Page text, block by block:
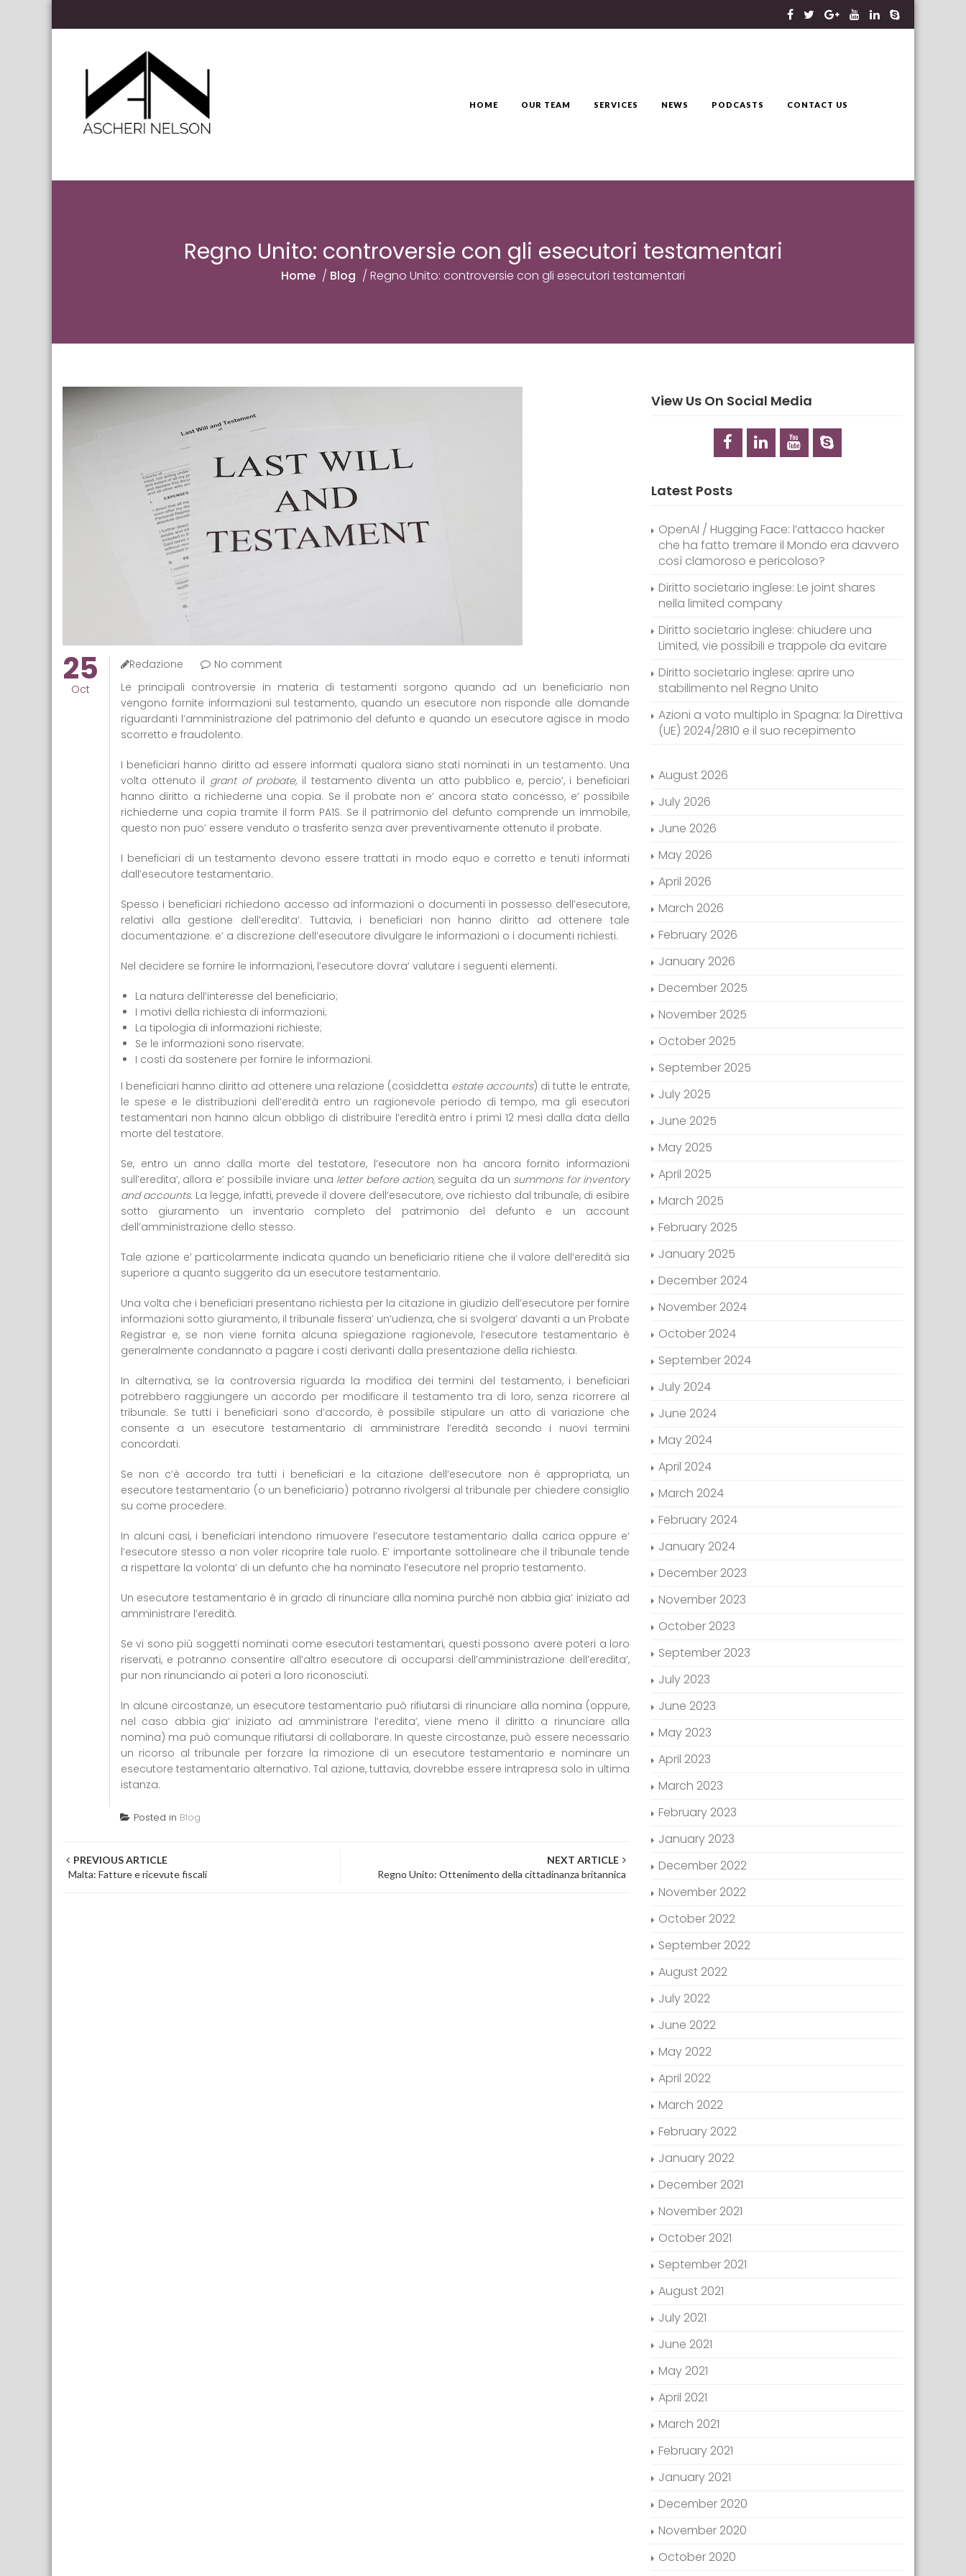
Ascheri Nelson LLP
HOME OUR TEAM SERVICES NEWS PODCASTS CONTACT US
Regno Unito: controversie con gli esecutori testamentari
Home / Blog / Regno Unito: controversie con gli esecutori testamentari
25
Oct
Redazione
No comment
Le principali controversie in materia di testamenti sorgono quando ad un beneficiario non
vengono fornite informazioni sul testamento, quando un esecutore non risponde alle domande
riguardanti l’amministrazione del patrimonio del defunto e quando un esecutore agisce in modo
scorretto e fraudolento.
I beneficiari hanno diritto ad essere informati qualora siano stati nominati in un testamento. Una
volta ottenuto il grant of probate, il testamento diventa un atto pubblico e, percio’, i beneficiari
hanno diritto a richiederne una copia. Se il probate non e’ ancora stato concesso, e’ possibile
richiederne una copia tramite il form PA1S. Se il patrimonio del defunto comprende un immobile,
questo non puo’ essere venduto o trasferito senza aver preventivamente ottenuto il probate.
I beneficiari di un testamento devono essere trattati in modo equo e corretto e tenuti informati
dall’esecutore testamentario.
Spesso i beneficiari richiedono accesso ad informazioni o documenti in possesso dell’esecutore,
relativi alla gestione dell’eredita’. Tuttavia, i beneficiari non hanno diritto ad ottenere tale
documentazione: e’ a discrezione dell’esecutore divulgare le informazioni o i documenti richiesti.
Nel decidere se fornire le informazioni, l’esecutore dovra’ valutare i seguenti elementi:
La natura dell’interesse del beneficiario;
I motivi della richiesta di informazioni;
La tipologia di informazioni richieste;
Se le informazioni sono riservate;
I costi da sostenere per fornire le informazioni.
I beneficiari hanno diritto ad ottenere una relazione (cosiddetta estate accounts) di tutte le entrate,
le spese e le distribuzioni dell’eredità entro un ragionevole periodo di tempo, ma gli esecutori
testamentari non hanno alcun obbligo di distribuire l’eredità entro i primi 12 mesi dalla data della
morte del testatore.
Se, entro un anno dalla morte del testatore, l’esecutore non ha ancora fornito informazioni
sull’eredita’, allora e’ possibile inviare una letter before action, seguita da un summons for inventory
and accounts. La legge, infatti, prevede il dovere dell’esecutore, ove richiesto dal tribunale, di esibire
sotto giuramento un inventario completo del patrimonio del defunto e un account
dell’amministrazione dello stesso.
Tale azione e’ particolarmente indicata quando un beneficiario ritiene che il valore dell’eredità sia
superiore a quanto suggerito da un esecutore testamentario.
Una volta che i beneficiari presentano richiesta per la citazione in giudizio dell’esecutore per fornire
informazioni sotto giuramento, il tribunale fissera’ un’udienza, che si svolgera’ davanti a un Probate
Registrar e, se non viene fornita alcuna spiegazione ragionevole, l’esecutore testamentario è
generalmente condannato a pagare i costi derivanti dalla presentazione della richiesta.
In alternativa, se la controversia riguarda la modifica dei termini del testamento, i beneficiari
potrebbero raggiungere un accordo per modificare il testamento tra di loro, senza ricorrere al
tribunale. Se tutti i beneficiari sono d’accordo, è possibile stipulare un atto di variazione che
consente a un esecutore testamentario di amministrare l’eredità secondo i nuovi termini
concordati.
Se non c’è accordo tra tutti i beneficiari e la citazione dell’esecutore non è appropriata, un
esecutore testamentario (o un beneficiario) potranno rivolgersi al tribunale per chiedere consiglio
su come procedere.
In alcuni casi, i beneficiari intendono rimuovere l’esecutore testamentario dalla carica oppure e’
l’esecutore stesso a non voler ricoprire tale ruolo. E’ importante sottolineare che il tribunale tende
a rispettare la volonta’ di un defunto che ha nominato l’esecutore nel proprio testamento.
Un esecutore testamentario è in grado di rinunciare alla nomina purché non abbia gia’ iniziato ad
amministrare l’eredità.
Se vi sono più soggetti nominati come esecutori testamentari, questi possono avere poteri a loro
riservati, e potranno consentire all’altro esecutore di occuparsi dell’amministrazione dell’eredita’,
pur non rinunciando ai poteri a loro riconosciuti.
In alcune circostanze, un esecutore testamentario può rifiutarsi di rinunciare alla nomina (oppure,
nel caso abbia gia’ iniziato ad amministrare l’eredita’, viene meno il diritto a rinunciare alla
nomina) ma può comunque rifiutarsi di collaborare. In queste circostanze, può essere necessario
un ricorso al tribunale per forzare la rimozione di un esecutore testamentario e nominare un
esecutore testamentario alternativo. Tal azione, tuttavia, dovrebbe essere intrapresa solo in ultima
istanza.
Posted in Blog
Post navigation
PREVIOUS ARTICLE
Malta: Fatture e ricevute fiscali
NEXT ARTICLE
Regno Unito: Ottenimento della cittadinanza britannica
View Us On Social Media
Latest Posts
OpenAI / Hugging Face: l’attacco hacker
che ha fatto tremare il Mondo era davvero
così clamoroso e pericoloso?
Diritto societario inglese: Le joint shares
nella limited company
Diritto societario inglese: chiudere una
Limited, vie possibili e trappole da evitare
Diritto societario inglese: aprire uno
stabilimento nel Regno Unito
Azioni a voto multiplo in Spagna: la Direttiva
(UE) 2024/2810 e il suo recepimento
August 2026
July 2026
June 2026
May 2026
April 2026
March 2026
February 2026
January 2026
December 2025
November 2025
October 2025
September 2025
July 2025
June 2025
May 2025
April 2025
March 2025
February 2025
January 2025
December 2024
November 2024
October 2024
September 2024
July 2024
June 2024
May 2024
April 2024
March 2024
February 2024
January 2024
December 2023
November 2023
October 2023
September 2023
July 2023
June 2023
May 2023
April 2023
March 2023
February 2023
January 2023
December 2022
November 2022
October 2022
September 2022
August 2022
July 2022
June 2022
May 2022
April 2022
March 2022
February 2022
January 2022
December 2021
November 2021
October 2021
September 2021
August 2021
July 2021
June 2021
May 2021
April 2021
March 2021
February 2021
January 2021
December 2020
November 2020
October 2020